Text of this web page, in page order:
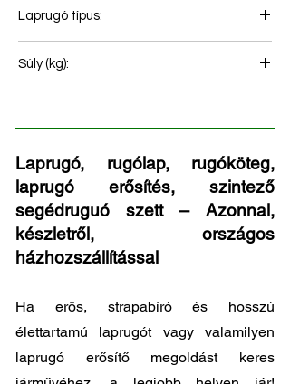
Laprugó típus:
Súly (kg):
Laprugó, rugólap, rugóköteg,
laprugó erősítés, szintező
segédruguó szett – Azonnal,
készletről, országos
házhozszállítással
Ha erős, strapabíró és hosszú
élettartamú laprugót vagy valamilyen
laprugó erősítő megoldást keres